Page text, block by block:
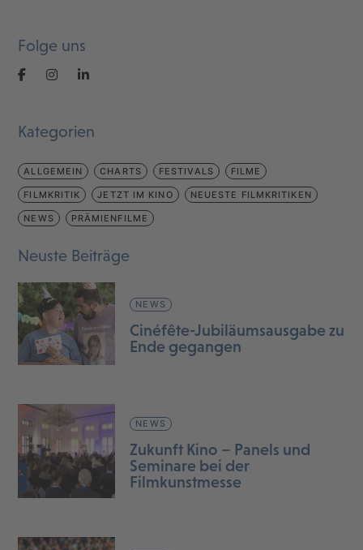
Folge uns
Kategorien
ALLGEMEIN CHARTS FESTIVALS FILME
FILMKRITIK JETZT IM KINO NEUESTE FILMKRITIKEN
NEWS PRÄMIENFILME
Neuste Beiträge
NEWS
Cinéfête-Jubiläumsausgabe zu
Ende gegangen
NEWS
Zukunft Kino – Panels und
Seminare bei der
Filmkunstmesse